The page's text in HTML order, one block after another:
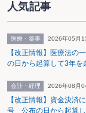
人気記事
医療・薬事 2026年05月
【改正情報】医療法
の日から起算して3年を
会計・経理 2026年08月
【改正情報】資金決済
号 公布の日から起算し